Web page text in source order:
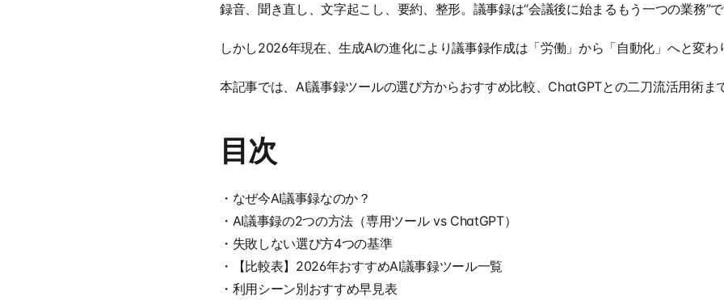
録音、聞き直し、文字起こし、要約、整形。議事録は“会議後に始まるもう一つの業務”
しかし2026年現在、生成AIの進化により議事録作成は「労働」から「自動化」へと変わ
本記事では、AI議事録ツールの選び方からおすすめ比較、ChatGPTとの二刀流活用術ま
目次
・なぜ今AI議事録なのか？
・AI議事録の2つの方法（専用ツール vs ChatGPT）
・失敗しない選び方4つの基準
・【比較表】2026年おすすめAI議事録ツール一覧
・利用シーン別おすすめ早見表